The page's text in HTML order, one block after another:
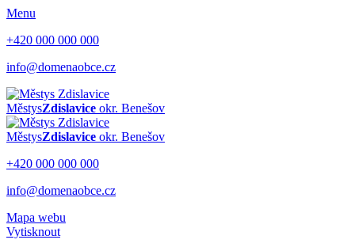
Menu
+420 000 000 000
info@domenaobce.cz
MěstysZdislavice okr. Benešov
MěstysZdislavice okr. Benešov
+420 000 000 000
info@domenaobce.cz
Mapa webu
Vytisknout